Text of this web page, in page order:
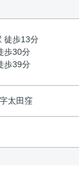
徒歩13分
歩30分
歩39分
太田窪